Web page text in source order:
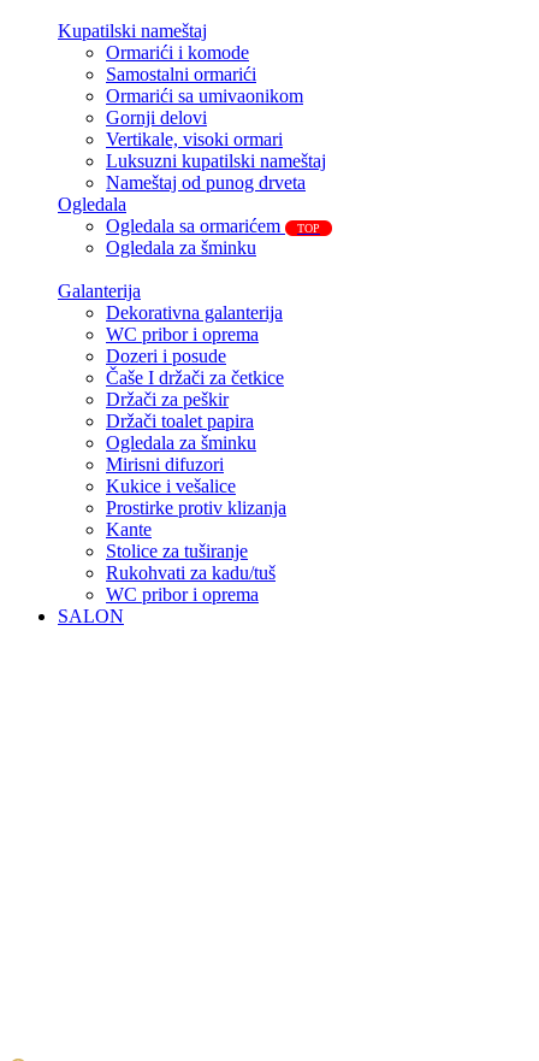
Kupatilski nameštaj
Ormarići i komode
Samostalni ormarići
Ormarići sa umivaonikom
Gornji delovi
Vertikale, visoki ormari
Luksuzni kupatilski nameštaj
Nameštaj od punog drveta
Ogledala
Ogledala sa ormarićem
TOP
Ogledala za šminku
Galanterija
Dekorativna galanterija
WC pribor i oprema
Dozeri i posude
Čaše I držači za četkice
Držači za peškir
Držači toalet papira
Ogledala za šminku
Mirisni difuzori
Kukice i vešalice
Prostirke protiv klizanja
Kante
Stolice za tuširanje
Rukohvati za kadu/tuš
WC pribor i oprema
SALON